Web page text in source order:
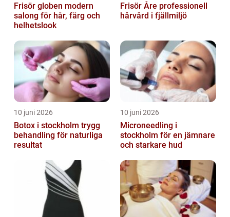
Frisör globen modern
salong för hår, färg och
helhetslook
Frisör Åre professionell
hårvård i fjällmiljö
10 juni 2026
Botox i stockholm trygg
behandling för naturliga
resultat
10 juni 2026
Microneedling i
stockholm för en jämnare
och starkare hud